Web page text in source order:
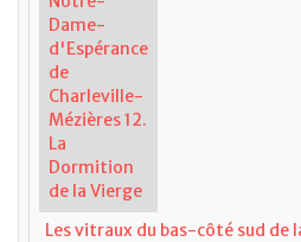
Les vitraux du bas-côté sud de